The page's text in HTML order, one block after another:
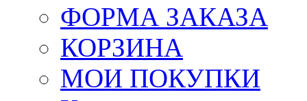
ФОРМА ЗАКАЗА
КОРЗИНА
МОИ ПОКУПКИ